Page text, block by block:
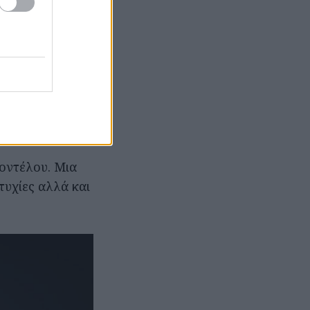
προσφέροντας
μοντέλων,
Μια
αλλά και